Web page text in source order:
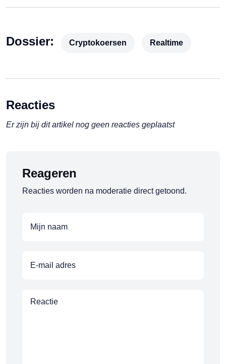
Dossier: Cryptokoersen Realtime
Reacties
Er zijn bij dit artikel nog geen reacties geplaatst
Reageren
Reacties worden na moderatie direct getoond.